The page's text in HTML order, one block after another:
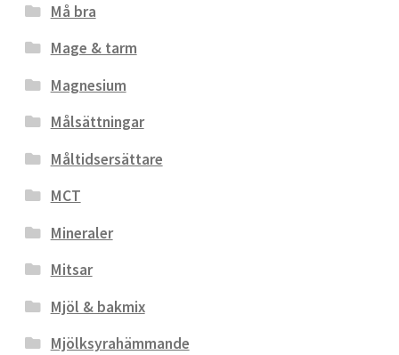
Må bra
Mage & tarm
Magnesium
Målsättningar
Måltidsersättare
MCT
Mineraler
Mitsar
Mjöl & bakmix
Mjölksyrahämmande